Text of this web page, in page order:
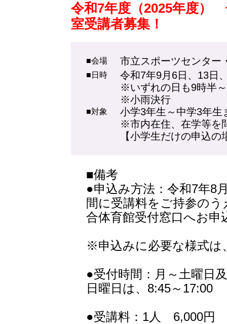
令和7年度（2025年度）
室受講者募集！
■会場 市立スポーツセンター
■日時
令和7年9月6日、13
※いずれの日も9時半
※小雨決行
■対象
小学3年生～中学3年生
※市内在住、在学等を
【小学生だけの申込
■備考
●申込み方法：令和7年8
間に受講料をご持参の
合体育館受付窓口へお申
※申込みに必要な様式は
●受付時間：月～土曜日
日曜日は、8:45～17:00
●受講料：1人 6,000円